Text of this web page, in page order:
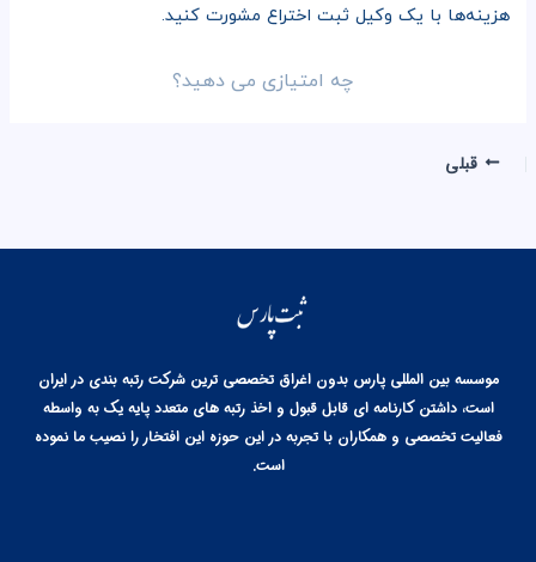
هزینه‌ها با یک وکیل ثبت اختراع مشورت کنید.
چه امتیازی می دهید؟
قبلی
موسسه بین المللی پارس بدون اغراق تخصصی ترین شرکت رتبه بندی در ایران
است، داشتن کارنامه ای قابل قبول و اخذ رتبه های متعدد پایه یک به واسطه
فعالیت تخصصی و همکاران با تجربه در این حوزه این افتخار را نصیب ما نموده
است.